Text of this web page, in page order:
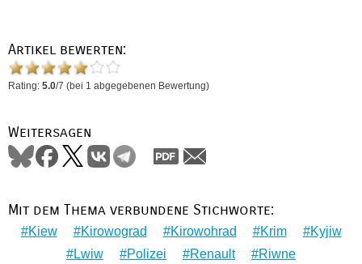
Artikel bewerten:
Rating: 5.0/7 (bei 1 abgegebenen Bewertung)
Weitersagen
Mit dem Thema verbundene Stichworte:
Kiew Kirowograd Kirowohrad Krim
Kyjiw
Lwiw
Polizei Renault Riwne